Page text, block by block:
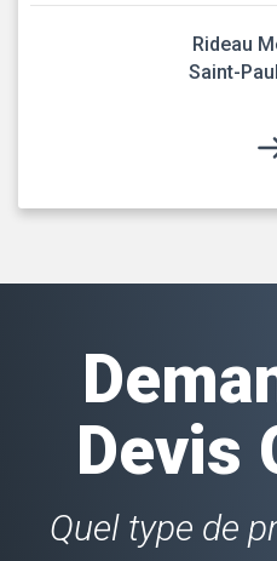
Rideau
Saint-
Devis
Quel type de